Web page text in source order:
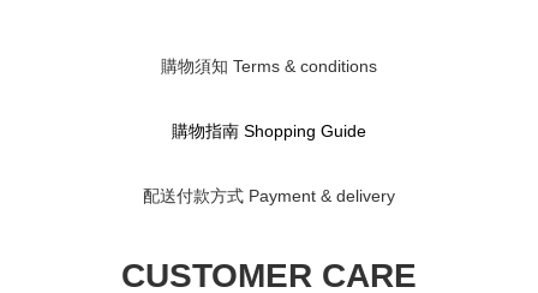
購物須知 Terms & conditions
購物指南 Shopping Guide
配送付款方式 Payment & delivery
CUSTOMER CARE